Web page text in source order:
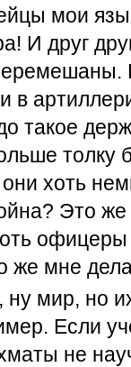
мои
И друг
в
такое
толку
хоть
Это
же мне
мир, но
Если
не